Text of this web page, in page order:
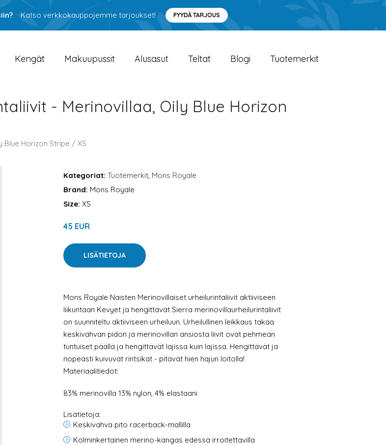
Katso verkkokauppojemme tarjoukset! PYYDÄ TARJOUS
Kengät Makuupussit Alusasut Teltat Blogi Tuotemerkit
- Merinovillaa, Oily Blue Horizon
Blue Horizon Stripe / XS
Kategoriat: Tuotemerkit, Mons Royale
Brand: Mons Royale
Size: XS
45 EUR
LISÄTIETOJA
Mons Royale Naisten Merinovillaiset urheilurintaliivit aktiiviseen
liikuntaan Kevyet ja hengittävät Sierra merinovillaurheilurintaliivit
on suunniteltu aktiiviseen urheiluun. Urheilullinen leikkaus takaa
keskivahvan pidon ja merinovillan ansiosta liivit ovat pehmeän
tuntuiset päällä ja hengittävät lajissa kuin lajissa. Hengittävät ja
nopeasti kuivuvat rintsikat - pitävät hien hajun loitolla!
Materiaalitiedot:
83% merinovilla 13% nylon, 4% elastaani
Lisätietoja:
Keskivahva pito racerback-mallilla
Kolminkertainen merino-kangas edessä irroitettavilla